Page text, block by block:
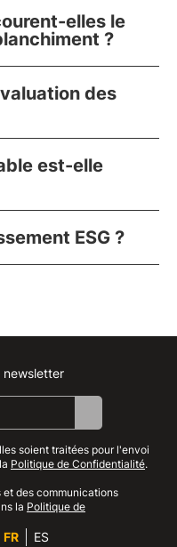
elles le
?
des
est-elle
ESG ?
newsletter
soient traitées pour l'envoi
Politique de Confidentialité.
des communications
la Politique de
FR ES